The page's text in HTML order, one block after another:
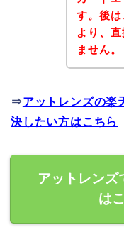
す。後
より、
ません。
⇒アットレンズの楽
決したい方はこちら
アットレンズ
は